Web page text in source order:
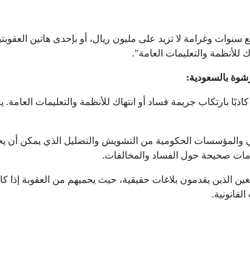
سنوات وغرامة لا تزيد على مليون ريال، أو بإحدى هاتين
للأنظمة والتعليمات العامة”.
بالسعودية:
بارتكاب جريمة فساد أو انتهاك للأنظمة والتعليمات
والمؤسسات الحكومية من التشويش والتضليل الذي يمكن أن
صحيحة حول الفساد والمخالفات.
الذين يقدمون بلاغات حقيقية، حيث يحميهم من العقوبة